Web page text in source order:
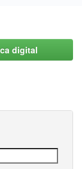
digital